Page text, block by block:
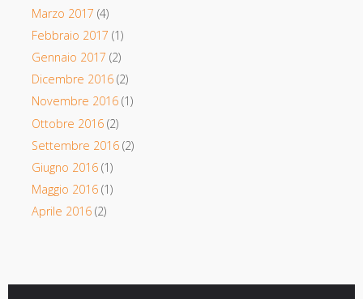
Marzo 2017 (4)
Febbraio 2017 (1)
Gennaio 2017 (2)
Dicembre 2016(2)
Novembre 2016(1)
Ottobre 2016(2)
Settembre 2016(2)
Giugno 2016(1)
Maggio 2016(1)
Aprile 2016(2)